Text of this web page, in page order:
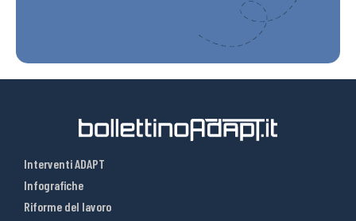
Interventi ADAPT
Infografiche
Riforme del lavoro